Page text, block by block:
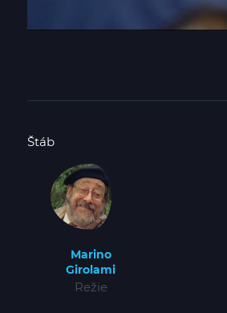
Štáb
Marino
Girolami
Režie